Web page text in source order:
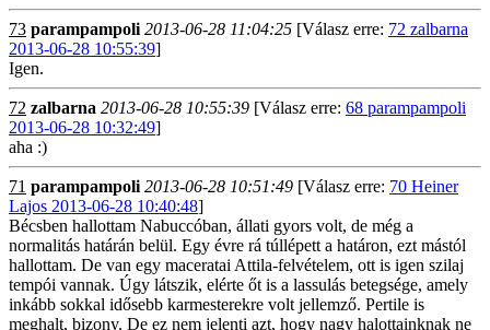
73 parampampoli 2013-06-28 11:04:25 [Válasz erre: 72 zalbarna
2013-06-28 10:55:39]
Igen.
72 zalbarna 2013-06-28 10:55:39 [Válasz erre: 68 parampampoli
2013-06-28 10:32:49]
aha :)
71 parampampoli 2013-06-28 10:51:49 [Válasz erre: 70 Heiner
Lajos 2013-06-28 10:40:48]
Bécsben hallottam Nabuccóban, állati gyors volt, de még a
normalitás határán belül. Egy évre rá túllépett a határon, ezt mástól
hallottam. De van egy maceratai Attila-felvételem, ott is igen szilaj
tempói vannak. Úgy látszik, elérte őt is a lassulás betegsége, amely
inkább sokkal idősebb karmesterekre volt jellemző. Pertile is
meghalt, bizony. De ez nem jelenti azt, hogy nagy halottainknak ne